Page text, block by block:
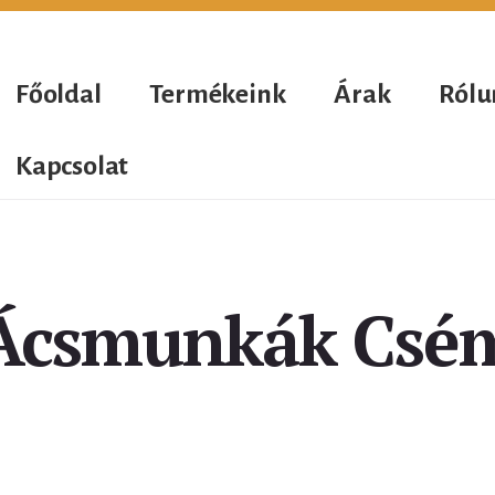
Főoldal Termékeink Árak
Kapcsolat